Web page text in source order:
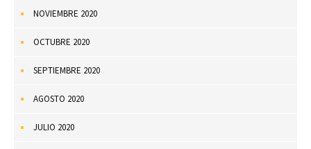
NOVIEMBRE 2020
OCTUBRE 2020
SEPTIEMBRE 2020
AGOSTO 2020
JULIO 2020